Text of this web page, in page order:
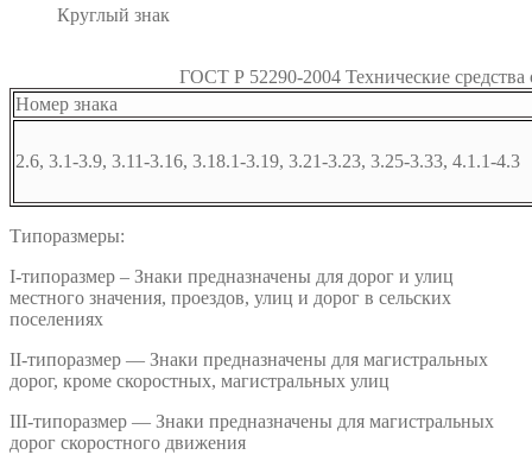
Круглый знак
ГОСТ Р 52290-2004 Технические
Номер знака
2.6, 3.1-3.9, 3.11-3.16, 3.18.1-3.19, 3.21-3.23, 3.25-3.33, 4.1.1-4.3
Типоразмеры:
I-типоразмер – Знаки предназначены для дорог и улиц
местного значения, проездов, улиц и дорог в сельских
поселениях
II-типоразмер — Знаки предназначены для магистральных
дорог, кроме скоростных, магистральных улиц
III-типоразмер — Знаки предназначены для магистральных
дорог скоростного движения